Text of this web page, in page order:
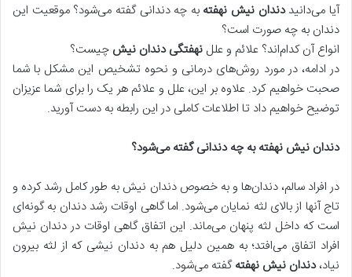
آیا می‌دانیددندان نیش نهفته به چه دندانی گفته می‌شود؟ موقعیت این
دندان به چه صورت است؟
انواع آن کدام‌اند؟ علائم و علل نهفتگی دندان نیش چیست؟
در ادامه، در مورد روش‌های درمانی و نحوه تشخیص این مشکل با شما
صحبت خواهیم کرد. علاوه بر این، علل و علائم هر یک را برای شما عزیزان
توضیح خواهیم داد تا اطلاعات کاملی در این رابطه به دست آورید.
دندان نیش نهفته به چه دندانی گفته می‌شود؟
در افراد سالم، دندان‌ها و به خصوص دندان نیش به طور کامل رشد کرده و
تاج آنها از بالای لثه نمایان می‌شود. اما گاهی اوقات رشد دندان به گونه‌‌ای
است که داخل لثه پنهان می‌ماند. این اتفاق گاهی اوقات در دندان نیش
افراد اتفاق می‌افتد؛ به همین دلیل هم به دندان نیشی که از لثه بیرون
نیاد،دندان نیش نهفتهگفته می‌شود.